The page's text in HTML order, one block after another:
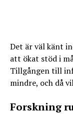
Det är väl känt
att ökat stöd i
Tillgången till
mindre, och då
Forskning